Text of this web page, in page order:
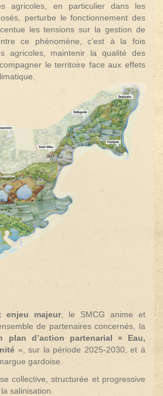
agricoles, en particulier dans les
perturbe le fonctionnement des
les tensions sur la gestion de
ce phénomène, c’est à la fois
agricoles, maintenir la qualité des
le territoire face aux effets
climatique.
enjeu majeur, le SMCG anime et
de partenaires concernés, la
plan d’action partenarial « Eau,
», sur la période 2025-2030, et à
gardoise.
collective, structurée et progressive
salinisation.